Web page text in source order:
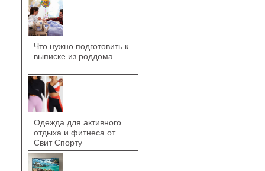
Что нужно подготовить к
выписке из роддома
Одежда для активного
отдыха и фитнеса от
Свит Спорту